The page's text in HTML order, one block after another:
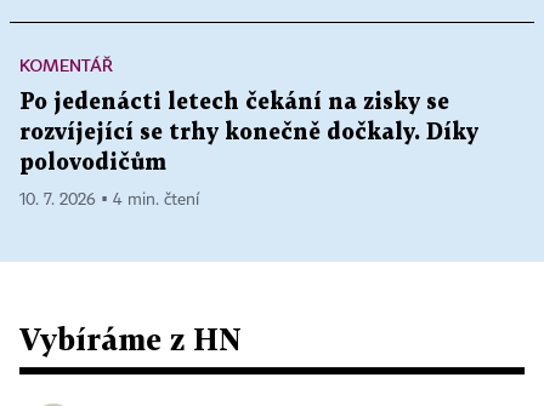
KOMENTÁŘ
Po jedenácti letech čekání na zisky se
rozvíjející se trhy konečně dočkaly. Díky
polovodičům
10. 7. 2026 ▪ 4 min. čtení
Vybíráme z HN